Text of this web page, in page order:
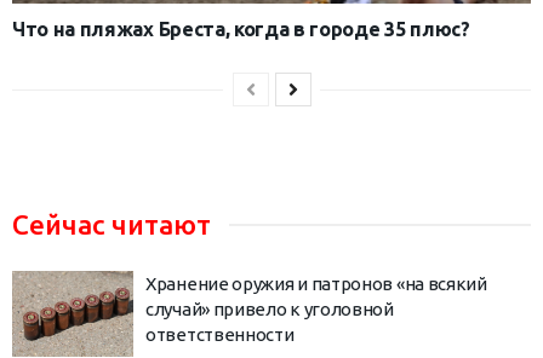
Что на пляжах Бреста, когда в городе 35 плюс?
Сейчас читают
Хранение оружия и патронов «на всякий
случай» привело к уголовной
ответственности